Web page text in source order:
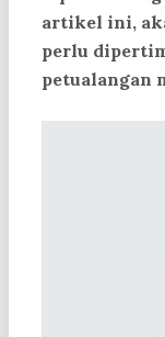
artikel ini,
perlu
petualangan